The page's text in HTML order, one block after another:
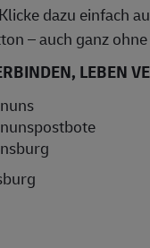
Klicke dazu einfach
– auch ganz
LEBEN